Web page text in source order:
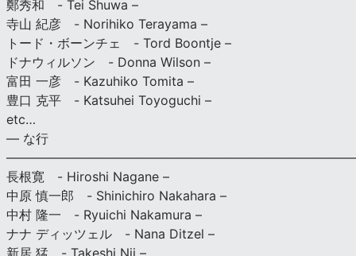
鄭秀和 - Tei Shuwa –
寺山 紀彦 - Norihiko Terayama –
トード・ボーンチェ - Tord Boontje –
ドナウィルソン - Donna Wilson –
富田 一彦 - Kazuhiko Tomita –
豊口 克平 - Katsuhei Toyoguchi –
etc…
— な行
長根寛 - Hiroshi Nagane –
中原 慎一郎 - Shinichiro Nakahara –
中村 隆一 - Ryuichi Nakamura –
ナナ ディッツェル - Nana Ditzel –
新居 猛 - Takeshi Nii –